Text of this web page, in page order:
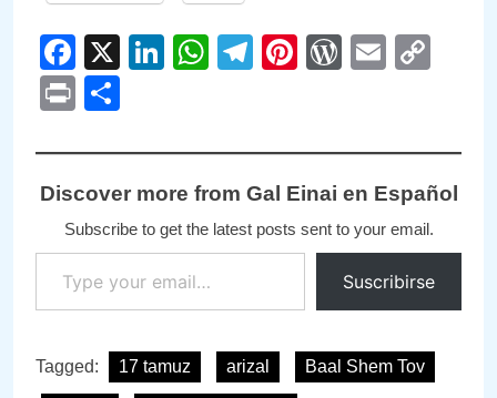
Facebook
X LinkedIn
WhatsApp
Telegram
PinterestEmail
Print
Discover more from Gal Einai en Español
Subscribe to get the latest posts sent to your email.
Type your email…
Suscribirse
Tagged: 17 tamuz arizal Baal Shem Tov